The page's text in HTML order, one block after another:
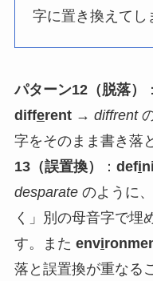
字に置き換えてし
パターン12（脱落） ：
different→ diffrent
字をそのまま書き落
13（誤置換）
： defi
desparateのように
く」別の母音字で埋
す。また envi
落と誤置換が重なる